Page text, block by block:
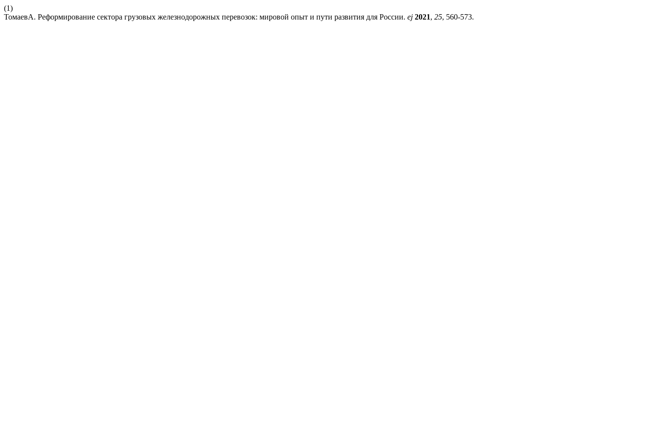
(1)
ТомаевА. Реформирование сектора грузовых железнодорожных перевозок: мировой опыт и пути развития для России. ej 2021, 25, 560-573.